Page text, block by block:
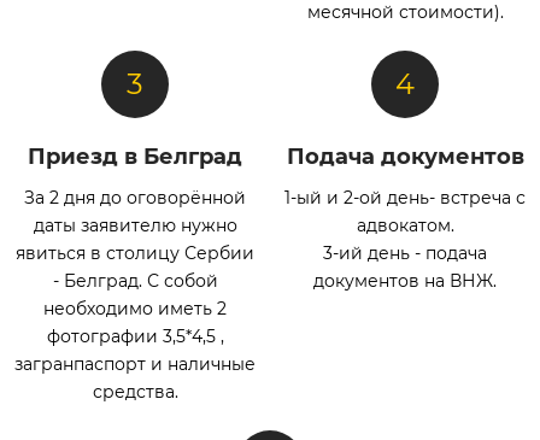
месячной стоимости).
Приезд в Белград
За 2 дня до оговорённой
даты заявителю нужно
явиться в столицу Сербии
- Белград. С собой
необходимо иметь 2
фотографии 3,5*4,5 ,
загранпаспорт и наличные
средства.
Подача документов
1-ый и 2-ой день- встреча с
адвокатом.
3-ий день - подача
документов на ВНЖ.